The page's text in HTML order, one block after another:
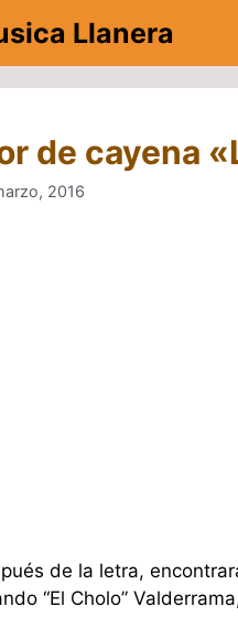
Llanera
de cayena
2016
de la letra,
“El Cholo”